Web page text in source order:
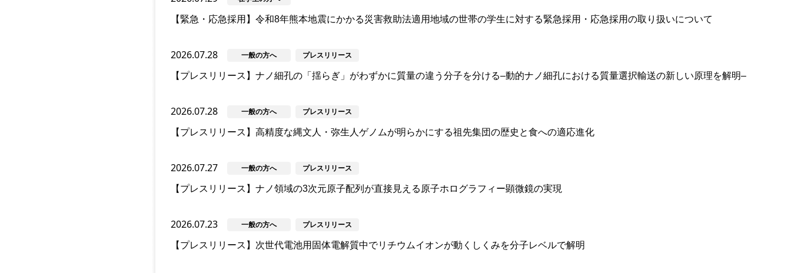
【緊急・応急採用】令和8年熊本地震にかかる災害救助法適用地域の世帯の学生に対する緊急採用・応急採用の取り扱いについて
2026.07.28 一般の方へ プレスリリース
【プレスリリース】ナノ細孔の「揺らぎ」がわずかに質量の違う分子を分ける–動的ナノ細孔における質量選択輸送の新しい原理を解明–
2026.07.28 一般の方へ プレスリリース
【プレスリリース】高精度な縄文人・弥生人ゲノムが明らかにする祖先集団の歴史と食への適応進化
2026.07.27 一般の方へ プレスリリース
【プレスリリース】ナノ領域の3次元原子配列が直接見える原子ホログラフィー顕微鏡の実現
2026.07.23 一般の方へ プレスリリース
【プレスリリース】次世代電池用固体電解質中でリチウムイオンが動くしくみを分子レベルで解明